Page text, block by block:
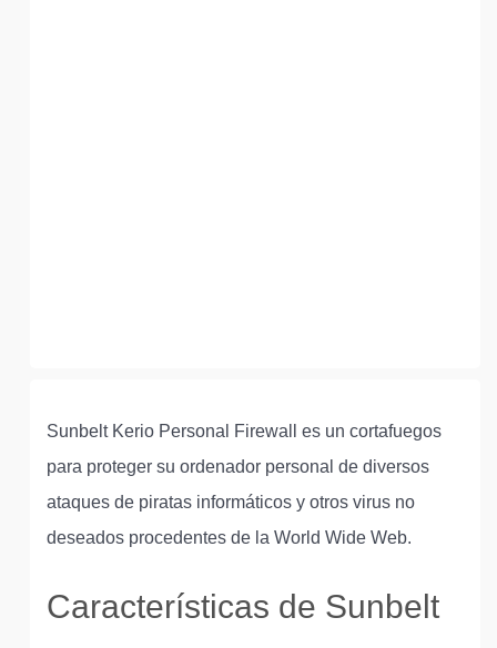
Sunbelt Kerio Personal Firewall es un cortafuegos
para proteger su ordenador personal de diversos
ataques de piratas informáticos y otros virus no
deseados procedentes de la World Wide Web.
Características de Sunbelt